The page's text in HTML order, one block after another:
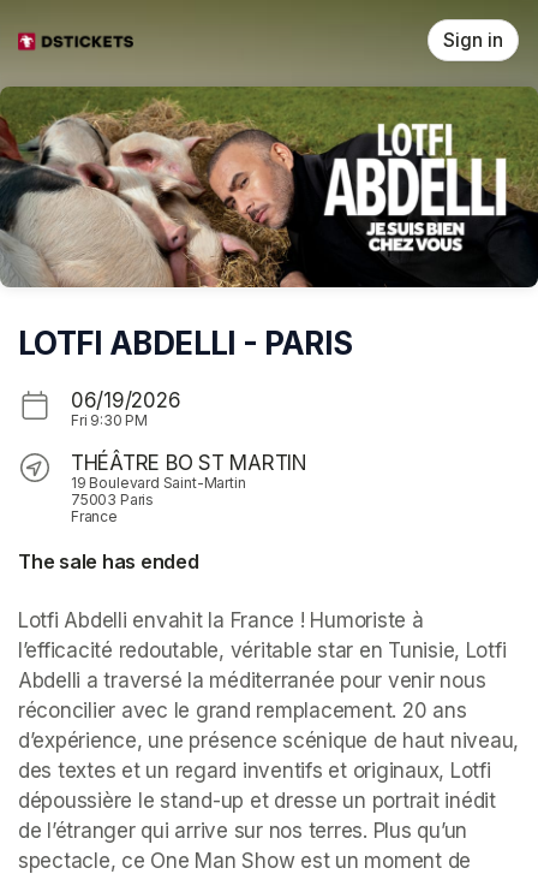
Sign in
LOTFI ABDELLI - PARIS
06/19/2026
Fri 9:30 PM
THÉÂTRE BO ST MARTIN
19 Boulevard Saint-Martin
75003 Paris
France
The sale has ended
Lotfi Abdelli envahit la France ! Humoriste à
l’efficacité redoutable, véritable star en Tunisie, Lotfi
Abdelli a traversé la méditerranée pour venir nous
réconcilier avec le grand remplacement. 20 ans
d’expérience, une présence scénique de haut niveau,
des textes et un regard inventifs et originaux, Lotfi
dépoussière le stand-up et dresse un portrait inédit
de l’étranger qui arrive sur nos terres. Plus qu’un
spectacle, ce One Man Show est un moment de